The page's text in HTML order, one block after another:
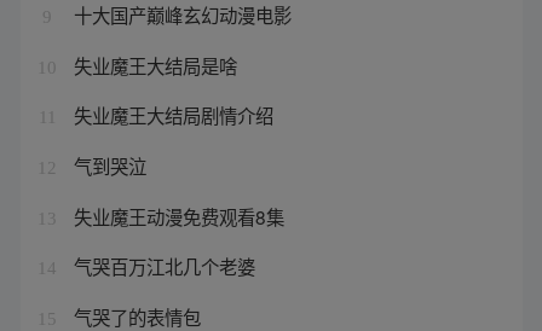
9 十大国产巅峰玄幻动漫电影
10 失业魔王大结局是啥
失业魔王大结局剧情介绍
12 气到哭泣
13 失业魔王动漫免费观看8集
14 气哭百万江北几个老婆
15 气哭了的表情包